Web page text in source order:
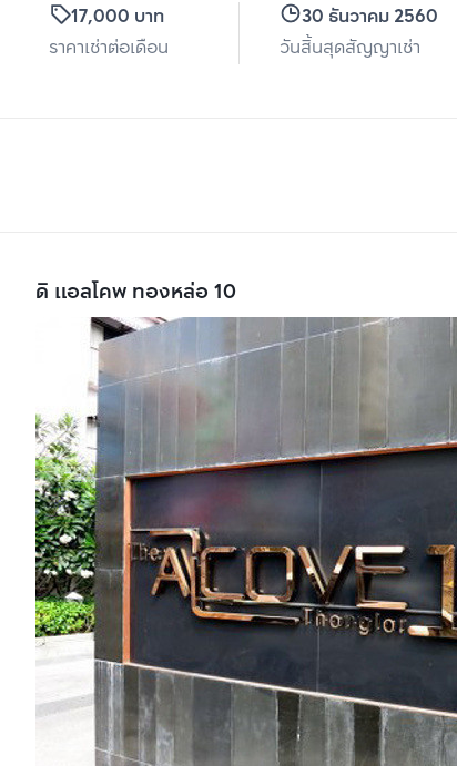
17,000 บาท
ราคาเช่าต่อเดือน
30 ธันวาคม 2560
วันสิ้นสุดสัญญาเช่า
ดิ แอลโคพ ทองหล่อ 10